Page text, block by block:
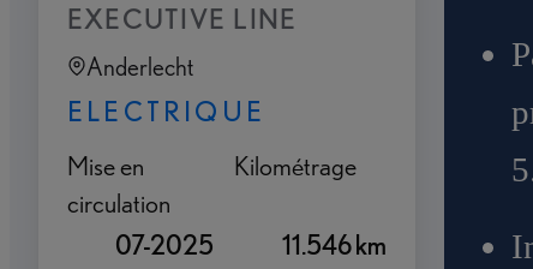
EXECUTIVE LINE
Anderlecht
ELECTRIQUE
Mise en
circulation
07-2025
Kilométrage
11.546 km